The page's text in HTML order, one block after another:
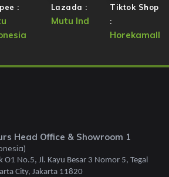
: Lazada :
Mutu Ind
Tiktok Shop
:
Horekamall
Head Office & Showroom 1
No.5, Jl. Kayu Besar 3 Nomor 5, Tegal
City, Jakarta 11820